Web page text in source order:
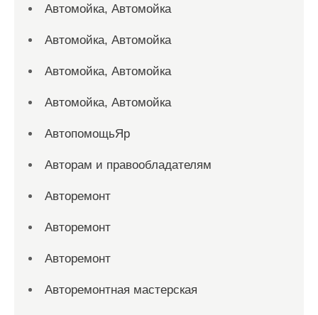
Автомойка, Автомойка
Автомойка, Автомойка
Автомойка, Автомойка
Автомойка, Автомойка
АвтопомощьЯр
Авторам и правообладателям
Авторемонт
Авторемонт
Авторемонт
Авторемонтная мастерская